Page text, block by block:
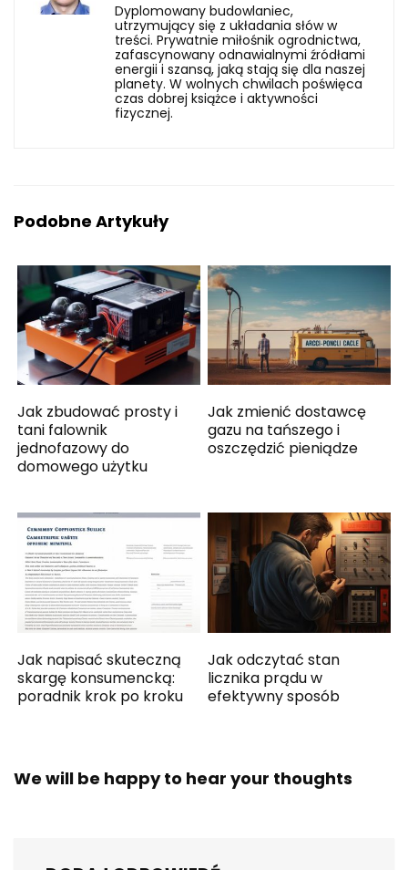
Dyplomowany budowlaniec,
utrzymujący się z układania słów w
treści. Prywatnie miłośnik ogrodnictwa,
zafascynowany odnawialnymi źródłami
energii i szansą, jaką stają się dla naszej
planety. W wolnych chwilach poświęca
czas dobrej książce i aktywności
fizycznej.
Podobne Artykuły
Jak zbudować prosty i
tani falownik
jednofazowy do
domowego użytku
Jak zmienić dostawcę
gazu na tańszego i
oszczędzić pieniądze
Jak napisać skuteczną
skargę konsumencką:
poradnik krok po kroku
Jak odczytać stan
licznika prądu w
efektywny sposób
We will be happy to hear your thoughts